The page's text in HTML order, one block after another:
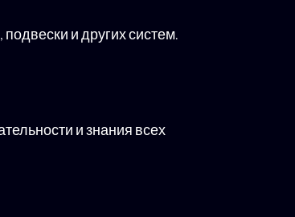
и других систем.
и знания всех